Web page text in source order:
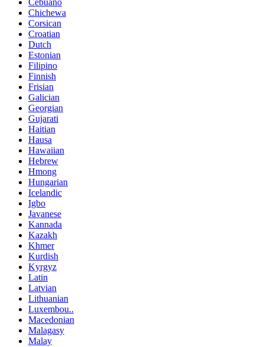
Chichewa
Corsican
Croatian
Dutch
Estonian
Filipino
Finnish
Frisian
Galician
Georgian
Gujarati
Haitian
Hausa
Hawaiian
Hebrew
Hmong
Hungarian
Icelandic
Igbo
Javanese
Kannada
Kazakh
Khmer
Kurdish
Kyrgyz
Latin
Latvian
Lithuanian
Luxembou..
Macedonian
Malagasy
Malay